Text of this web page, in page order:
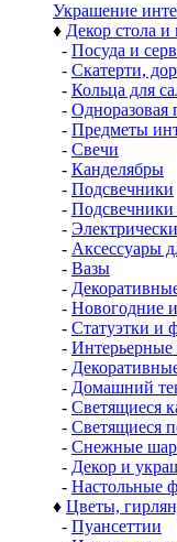
Украшение
♦ Декор стола и
- Посуда и
- Скатерти,
- Кольца для
- Одноразовая
- Предметы
- Свечи
- Канделябры
- Подсвечники
- Подсвечники
-
- Аксессуары
- Вазы
-
- Новогодние
- Статуэтки и
-
-
- Домашний
- Светящиеся
- Светящиеся
- Снежные
- Декор и
- Настольные
♦ Цветы,
- Пуансеттии